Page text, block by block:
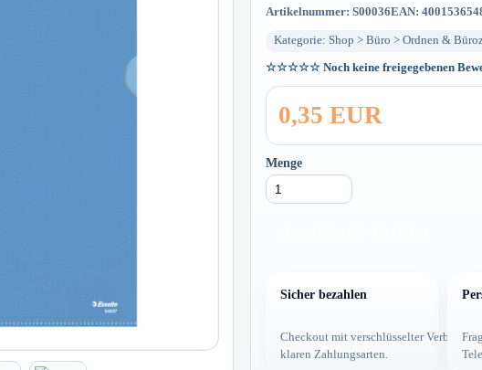
Artikelnummer: S00036EAN:
Kategorie: Shop > Büro > Ordnen &
☆☆☆☆☆ Noch keine freigegebenen
0,35 EUR
Menge
Sicher bezahlen
Checkout mit verschlüsselter
klaren Zahlungsarten.